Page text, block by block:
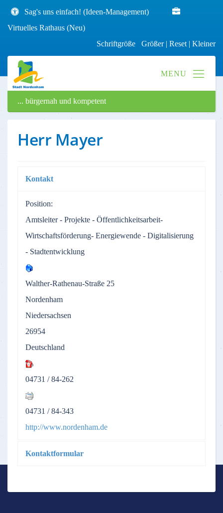
Sag's uns einfach! (Ideen-Management)
Virtuelles Rathaus (Neu)
Schriftgröße Größer| Reset | Kleiner
... bürgernah und kompetent
Herr Mayer
Kontakt
Position:
Amtsleiter - Projekte - Öffentlichkeitsarbeit-
Wirtschaftsförderung- Energiewende - Digitalisierung
- Stadtentwicklung
Walther-Rathenau-Straße 25
Nordenham
Niedersachsen
26954
Deutschland
04731 / 84-262
04731 / 84-343
http://www.nordenham.de
Kontaktformular
*Benötigtes Feld